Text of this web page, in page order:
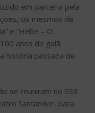
em parceria pela
os mesmos de
e “Hebe – O
anos do galã
história passada de
se reuniram no 033
Santander, para